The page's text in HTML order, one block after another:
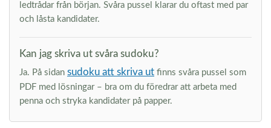
ledtrådar från början. Svåra pussel klarar du oftast med par
och låsta kandidater.
Kan jag skriva ut svåra sudoku?
Ja. På sidan sudoku att skriva ut finns svåra pussel som
PDF med lösningar – bra om du föredrar att arbeta med
penna och stryka kandidater på papper.